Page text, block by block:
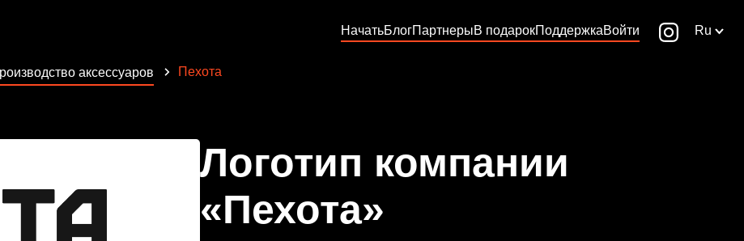
НачатьБлогПартнерыВ подарокПоддержкаВойти Ru
аксессуаров Пехота
Логотип компании
«Пехота»